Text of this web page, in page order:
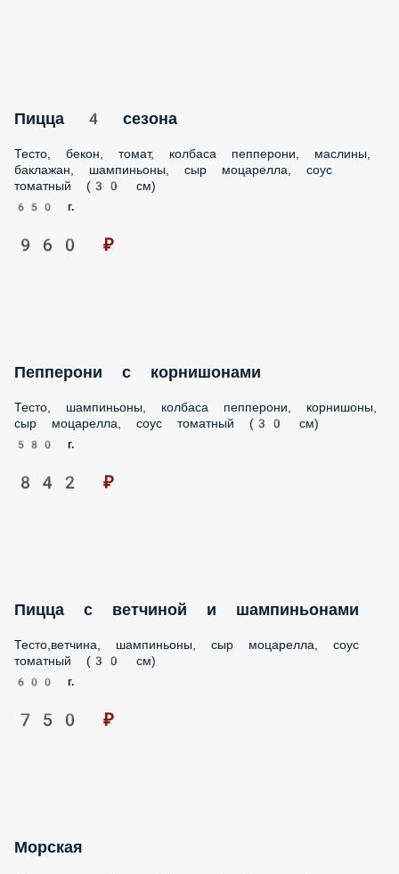
Пицца 4 сезона
Тесто, бекон, томат, колбаса пепперони, маслины,
баклажан, шампиньоны, сыр моцарелла, соус
томатный (30 см)
650 г.
960 ₽
Пепперони с корнишонами
Тесто, шампиньоны, колбаса пепперони, корнишоны,
сыр моцарелла, соус томатный (30 см)
580 г.
842 ₽
Пицца с ветчиной и шампиньонами
Тесто,ветчина, шампиньоны, сыр моцарелла, соус
томатный (30 см)
600 г.
750 ₽
Морская